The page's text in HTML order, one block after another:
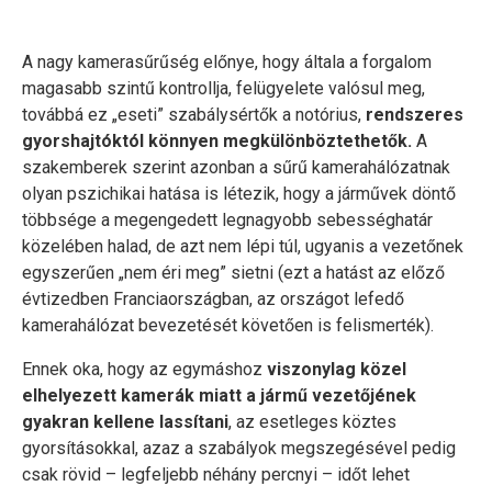
A nagy kamerasűrűség előnye, hogy általa a forgalom
magasabb szintű kontrollja, felügyelete valósul meg,
továbbá ez „eseti” szabálysértők a notórius, rendszeres
gyorshajtóktól könnyen megkülönböztethetők. A
szakemberek szerint azonban a sűrű kamerahálózatnak
olyan pszichikai hatása is létezik, hogy a járművek döntő
többsége a megengedett legnagyobb sebességhatár
közelében halad, de azt nem lépi túl, ugyanis a vezetőnek
egyszerűen „nem éri meg” sietni (ezt a hatást az előző
évtizedben Franciaországban, az országot lefedő
kamerahálózat bevezetését követően is felismerték).
Ennek oka, hogy az egymáshoz viszonylag közel
elhelyezett kamerák miatt a jármű vezetőjének
gyakran kellene lassítani, az esetleges köztes
gyorsításokkal, azaz a szabályok megszegésével pedig
csak rövid – legfeljebb néhány percnyi – időt lehet